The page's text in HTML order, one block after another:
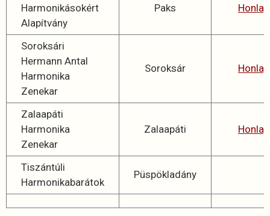
Harmonikásokért
Alapítvány
Paks Honlap
Soroksári
Hermann Antal
Harmonika
Zenekar
Soroksár Honlap
Zalaapáti
Harmonika
Zenekar
Zalaapáti Honlap
Tiszántúli
Harmonikabarátok
Püspökladány